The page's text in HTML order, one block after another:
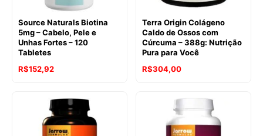
Source Naturals Biotina
5mg – Cabelo, Pele e
Unhas Fortes – 120
Tabletes
R$152,92
Terra Origin Colágeno
Caldo de Ossos com
Cúrcuma – 388g: Nutrição
Pura para Você
R$304,00